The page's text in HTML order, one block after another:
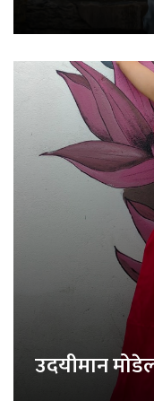
उदयीमान